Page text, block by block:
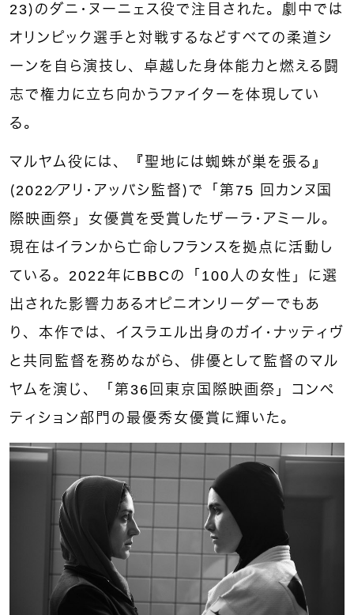
23）のダニ・ヌーニェス役で注目された。劇中では
オリンピック選手と対戦するなどすべての柔道シ
ーンを自ら演技し、卓越した身体能力と燃える闘
志で権力に立ち向かうファイターを体現してい
る。
マルヤム役には、『聖地には蜘蛛が巣を張る』
（2022／アリ・アッバシ監督）で「第75 回カンヌ国
際映画祭」女優賞を受賞したザーラ・アミール。
現在はイランから亡命しフランスを拠点に活動し
ている。2022年にBBCの「100人の女性」に選
出された影響力あるオピニオンリーダーでもあ
り、本作では、イスラエル出身のガイ・ナッティヴ
と共同監督を務めながら、俳優として監督のマル
ヤムを演じ、「第36回東京国際映画祭」コンペ
ティション部門の最優秀女優賞に輝いた。